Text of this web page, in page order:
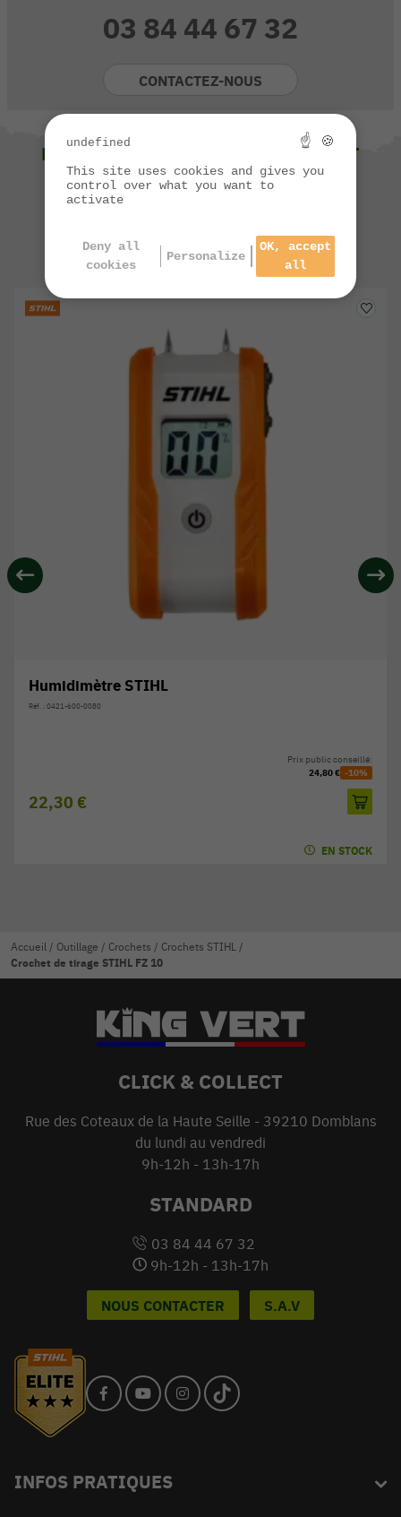
03 84 44 67 32
CONTACTEZ-NOUS
NOUS VOUS SUGGÉRONS ÉGALEMENT
Humidimètre STIHL
Réf. : 0421-600-0080
22,30 €
Prix public conseillé:
24,80 € -10%
EN STOCK
Accueil / Outillage / Crochets / Crochets STIHL /
Crochet de tirage STIHL FZ 10
CLICK & COLLECT
Rue des Coteaux de la Haute Seille - 39210 Domblans
du lundi au vendredi
9h-12h - 13h-17h
STANDARD
03 84 44 67 32
9h-12h - 13h-17h
NOUS CONTACTER S.A.V
INFOS PRATIQUES
undefined ☝ 🍪
This site uses cookies and gives you
control over what you want to
activate
Deny all
cookies
Personalize
OK, accept
all